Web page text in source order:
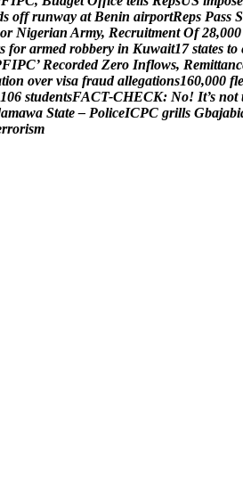
s off runway at Benin airportReps Pass S
or Nigerian Army, Recruitment Of 28,000
s for armed robbery in Kuwait17 states to
FIPC’ Recorded Zero Inflows, Remittanc
tion over visa fraud allegations160,000 fle
106 studentsFACT-CHECK: No! It’s not
amawa State – PoliceICPC grills Gbajabi
rrorism